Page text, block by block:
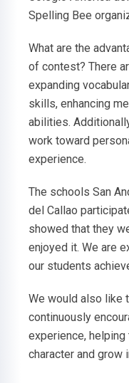
Spelling Bee
What are the
of contest? There
expanding
skills, enhancing
abilities.
work toward
experience.
The schools San
del Callao
showed that they
enjoyed it. We are
our students
We would also like
continuously
experience,
character and grow